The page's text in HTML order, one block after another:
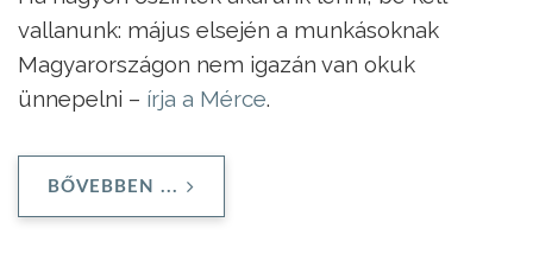
vallanunk: május elsején a munkásoknak
Magyarországon nem igazán van okuk
ünnepelni – írja a Mérce.
BŐVEBBEN ...